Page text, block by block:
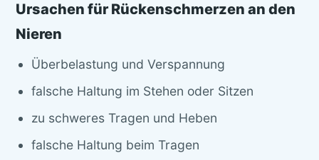
Ursachen für Rückenschmerzen an den
Nieren
Überbelastung und Verspannung
falsche Haltung im Stehen oder Sitzen
zu schweres Tragen und Heben
falsche Haltung beim Tragen